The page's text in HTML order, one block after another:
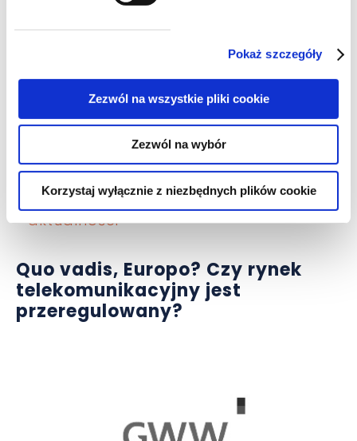
Pokaż szczegóły
Zezwól na wszystkie pliki cookie
Zezwól na wybór
Korzystaj wyłącznie z niezbędnych plików cookie
Forum Księgowości 2021
aktualności
Quo vadis, Europo? Czy rynek
telekomunikacyjny jest
przeregulowany?